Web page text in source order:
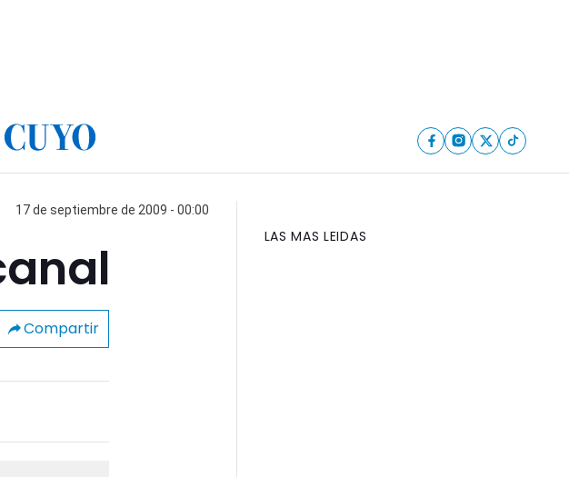
17 de septiembre de 2009 - 00:00
Compartir
LAS MAS LEIDAS